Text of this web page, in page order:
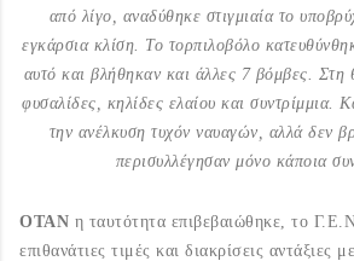
από λίγο, αναδύθηκε στιγμιαία το
εγκάρσια κλίση. Το τορπιλοβόλο
αυτό και βλήθηκαν και άλλες 7 βόμβες. Στη
φυσαλίδες, κηλίδες ελαίου και συντρίμμια.
την ανέλκυση τυχόν ναυαγών, αλλά δεν
περισυλλέγησαν μόνο κάποια
ΟΤΑΝ η ταυτότητα επιβεβαιώθηκε, το
επιθανάτιες τιμές και διακρίσεις αντάξιες